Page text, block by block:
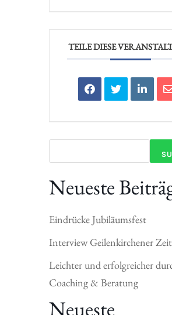
TEILE DIESE
Neueste
Eindrücke Jubiläumsfest
Interview Geilenkirchener
Leichter und erfolgreicher
Coaching & Beratung
Neueste